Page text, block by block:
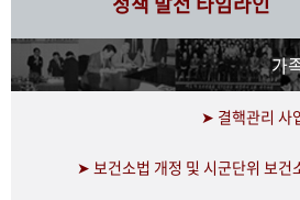
가
➤ 결핵관리 사
➤ 보건소법 개정 및 시군단위 보건